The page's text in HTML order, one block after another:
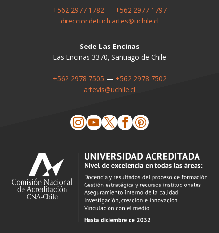
+562 2977 1782— +562 2977 1797
direcciondetuch.artes@uchile.cl
Sede Las Encinas
Las Encinas 3370, Santiago de Chile
+562 2978 7505 — +562 2978 7502
artevis@uchile.cl